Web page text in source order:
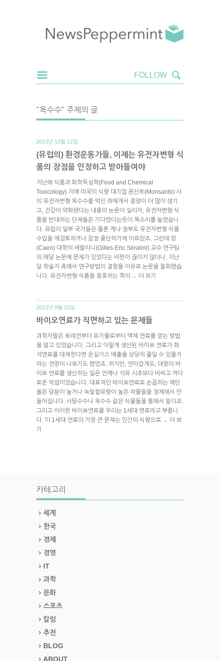
"옥수수" 주제의 글
2013년 12월 12일.
(유럽의) 환경운동가들, 이제는 유전자변형 식
품의 장점을 인정하고 받아들여야
지난해 식품과 화학독성학(Food and Chemical
Toxicology) 지에 미국의 식량 대기업 몬산토(Monsanto) 사
의 유전자변형 옥수수를 먹인 쥐에게서 종양이 더 많이 생기
고, 건강이 악화됐다는 내용의 논문이 실리자, 유전자변형 식
품을 반대하는 단체들은 기다렸다는듯이 목소리를 높였습니
다. 유럽의 일부 국가들은 물론 케냐 정부도 유전자변형 식품
수입을 재검토하거나 잠정 중단하기에 이르렀죠. 그런데 캉
(Caen) 대학의 세랄리니(Gilles-Eric Séralini) 교수 연구팀
의 해당 논문에 문제가 있었다는 비판이 끊이지 않더니, 지난
달 학술지 측에서 연구방법의 결함을 이유로 논문을 철회했습
니다. 유전자변형 식품을 옹호하는 쪽의
→ 더 보기
2013년 9월 10일.
바이오연료가 직면하고 있는 문제들
과학자들은 오래전부터 유기물로부터 액체 연료를 얻는 방법
을 알고 있었습니다. 그리고 이렇게 생산된 바이오 연료가 화
석연료를 대체한다면 온실가스 배출을 상당히 줄일 수 있을거
라는 전망이 나오기도 했었죠. 하지만, 안타깝게도, 대량의 바
이오 연료를 생산하는 일은 언제나 석유 시추보다 비싸고 까다
로운 작업이었습니다. 대표적인 바이오연료로 손꼽히는 에탄
올은 당분이 높거나 녹말함유량이 높은 작물들을 정제해서 만
들어집니다. 사탕수수나 옥수수 같은 식물들을 통해서 말이죠.
그리고 이러한 바이오연료를 우리는 1세대 연료라고 부릅니
다. 이 1세대 연료의 가장 큰 문제는 인간의 식량으로 → 더 보
기
카테고리
세계
한국
경제
경영
IT
과학
문화
스포츠
칼럼
추천
BLOG
ABOUT